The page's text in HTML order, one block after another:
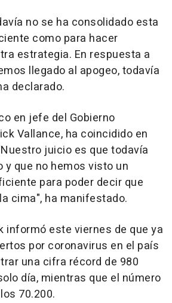
no se ha consolidado esta
como para hacer
estrategia. En respuesta a
llegado al apogeo, todavía
declarado.
en jefe del Gobierno
Vallance, ha coincidido en
juicio es que todavía
y que no hemos visto un
para poder decir que
cima", ha manifestado.
informó este viernes de que ya
por coronavirus en el país
una cifra récord de 980
día, mientras que el número
70.200.